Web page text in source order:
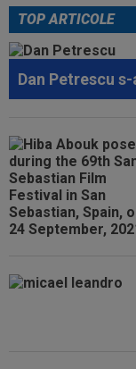
00:41 EXCLUSIV
Mihai Stoica. E
00:34 EXCLUSIV
00:22 EXCLUSIV
serii, după KuPS -
00:12
Barcelona,
Rodri!
TOP ARTICOLE
Dan Petrescu